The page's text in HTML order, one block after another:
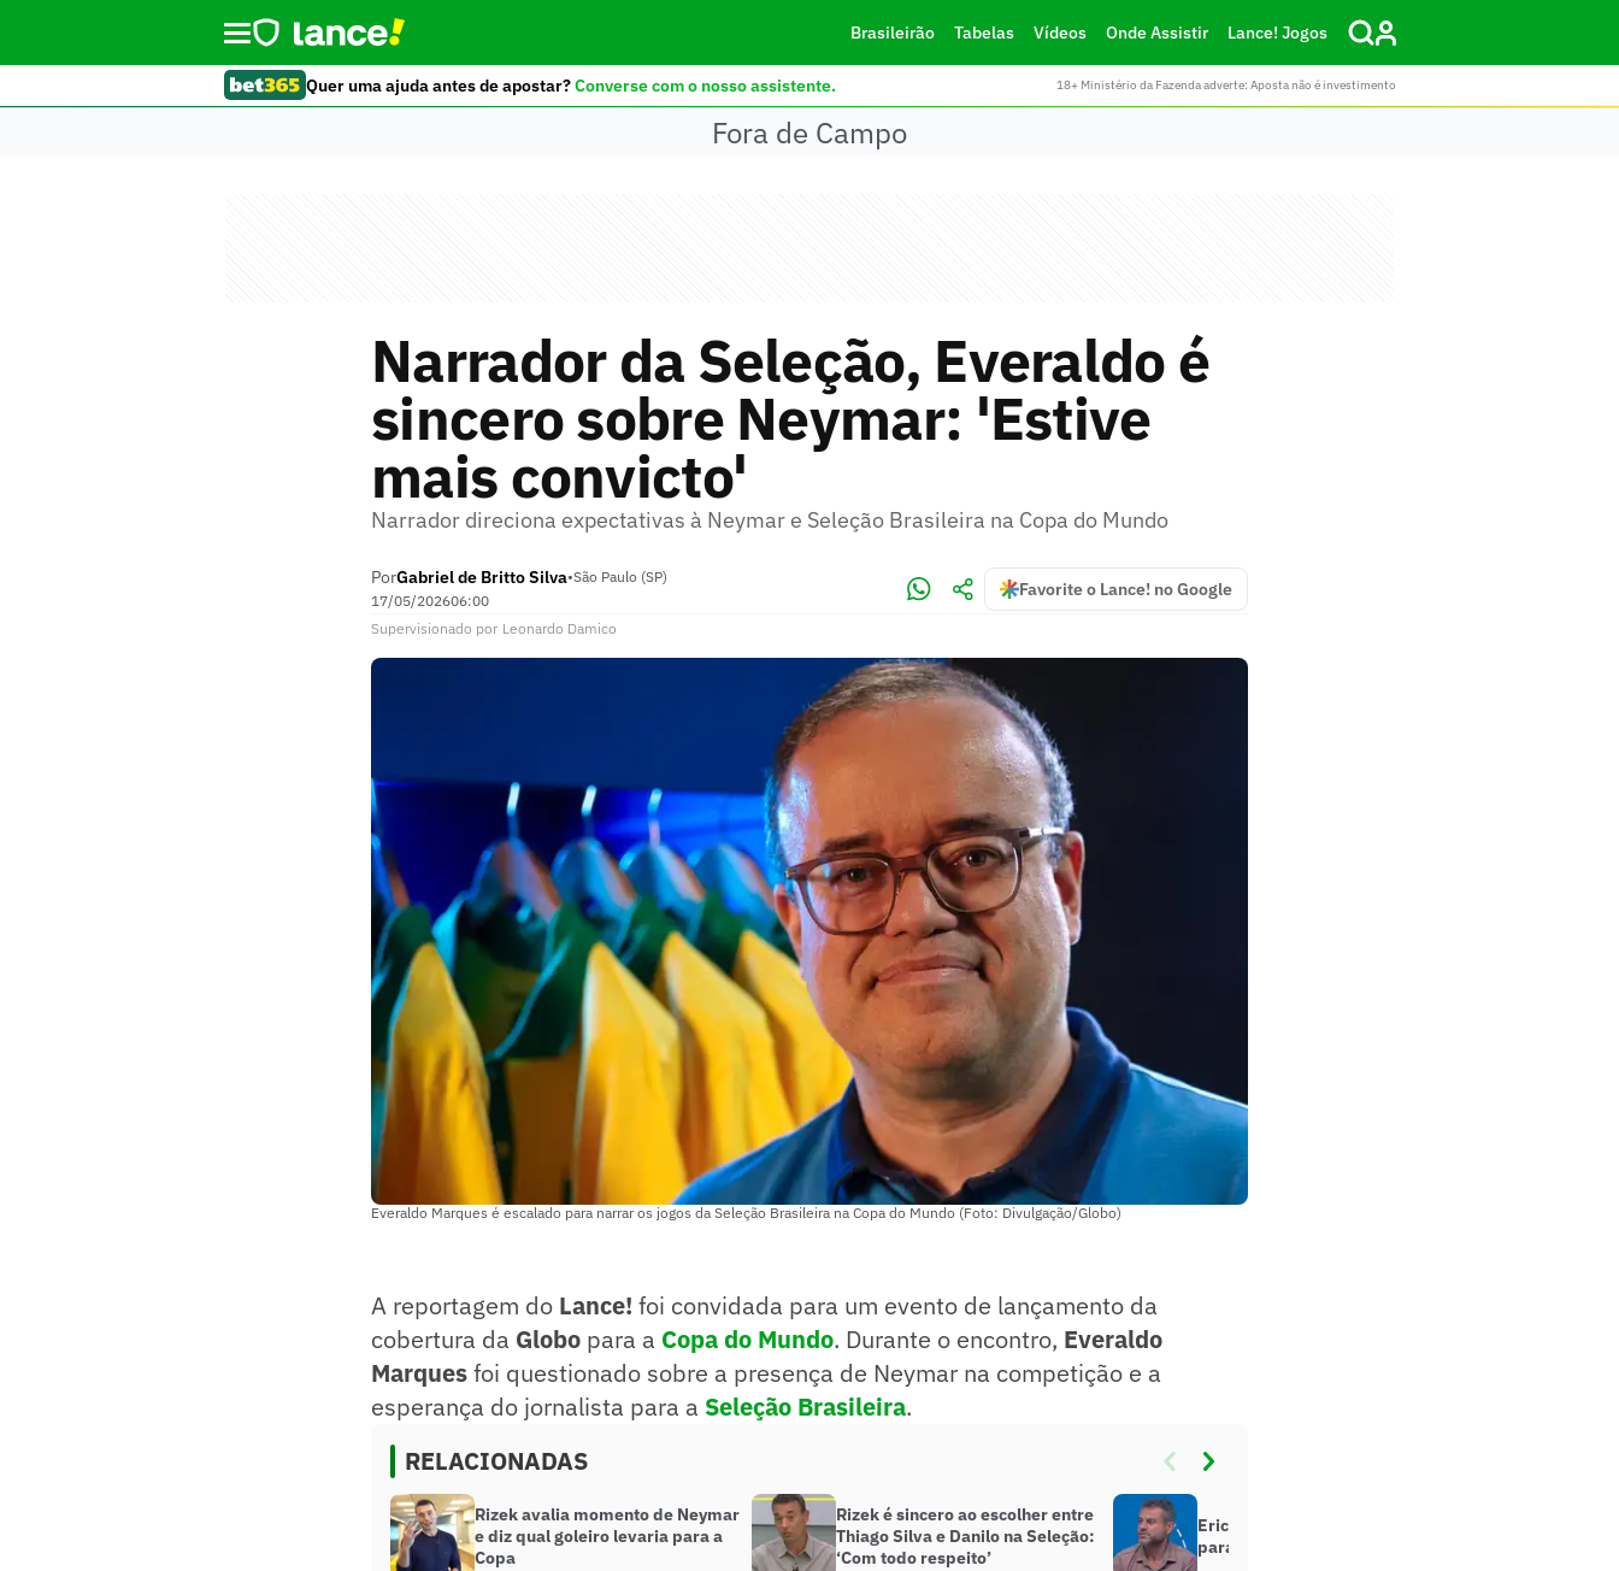
Brasileirão Tabelas Vídeos Onde Assistir Lance! Jogos
Quer uma ajuda antes de apostar?Converse com o nosso assistente. 18+ Ministério da Fazenda adverte: Aposta não é investimento
Fora de Campo
Narrador da Seleção, Everaldo é
sincero sobre Neymar: 'Estive
mais convicto'
Narrador direciona expectativas à Neymar e Seleção Brasileira na Copa do Mundo
PorGabriel de Britto Silva•São Paulo (SP)
17/05/202606:00
Favorite o Lance! no Google
Supervisionado por Leonardo Damico
Everaldo Marques é escalado para narrar os jogos da Seleção Brasileira na Copa do Mundo (Foto: Divulgação/Globo)
A reportagem do Lance! foi convidada para um evento de lançamento da
cobertura da Globo para a Copa do Mundo. Durante o encontro, Everaldo
Marquesfoi questionado sobre a presença de Neymar na competição e a
esperança do jornalista para a Seleção Brasileira.
RELACIONADAS
Rizek avalia momento de Neymar
e diz qual goleiro levaria para a
Copa
Rizek é sincero ao escolher entre
Thiago Silva e Danilo na Seleção:
‘Com todo respeito’
Eric Faria aponta grande nome
para Seleção Brasileira na Copa